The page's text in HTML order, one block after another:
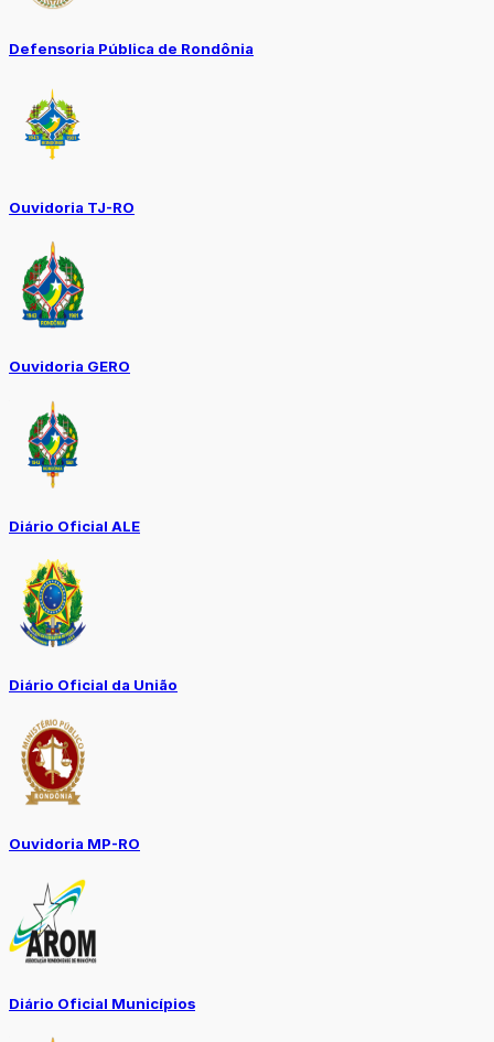
Defensoria Pública de Rondônia
Ouvidoria TJ-RO
Ouvidoria GERO
Diário Oficial ALE
Diário Oficial da União
Ouvidoria MP-RO
Diário Oficial Municípios